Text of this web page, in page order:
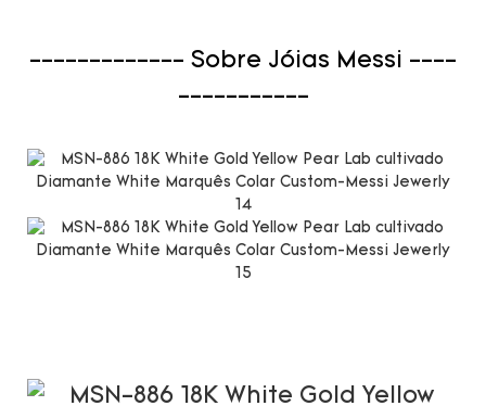
------------- Sobre Jóias Messi ----
-----------